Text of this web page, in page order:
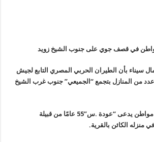
في قصف جوي على جنوب الشيخ زويد
سيناء بأن الطيران الحربي المصري التابع لجيش
عدد من المنازل بتجمع “الجميعي” جنوب غرب الشيخ
وأكدت المصادر سقوط مواطن يدعى “عودة .س”55 عامًا من قبيلة
منزله الكائن بالقرية.